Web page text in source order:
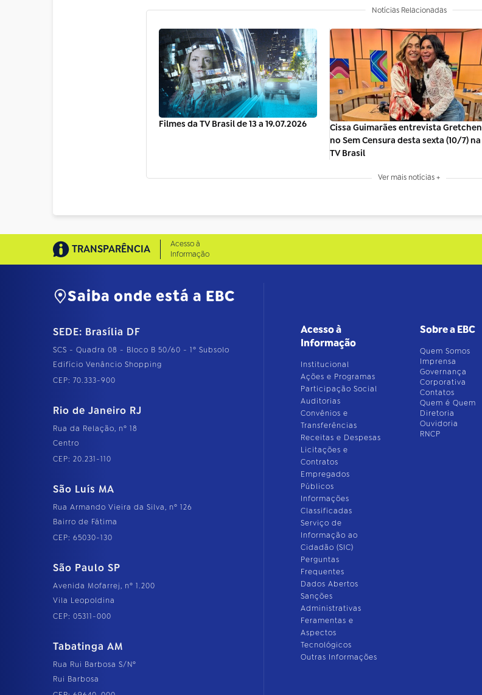
Notícias Relacionadas
Filmes da TV Brasil de 13 a 19.07.2026
Cissa Guimarães entrevista Gretchen
no Sem Censura desta sexta (10/7) na
TV Brasil
Ver mais notícias +
TRANSPARÊNCIA
Acesso à
Informação
Saiba onde está a EBC
SEDE: Brasília DF
SCS - Quadra 08 - Bloco B 50/60 - 1º Subsolo
Edifício Venâncio Shopping
CEP: 70.333-900
Rio de Janeiro RJ
Rua da Relação, nº 18
Centro
CEP: 20.231-110
São Luís MA
Rua Armando Vieira da Silva, nº 126
Bairro de Fátima
CEP: 65030-130
São Paulo SP
Avenida Mofarrej, nº 1.200
Vila Leopoldina
CEP: 05311-000
Tabatinga AM
Rua Rui Barbosa S/Nº
Rui Barbosa
Acesso à
Informação
Institucional
Ações e Programas
Participação Social
Auditorias
Convênios e
Transferências
Receitas e Despesas
Licitações e
Contratos
Empregados
Públicos
Informações
Classificadas
Serviço de
Informação ao
Cidadão (SIC)
Perguntas
Frequentes
Dados Abertos
Sanções
Administrativas
Feramentas e
Aspectos
Tecnológicos
Outras Informações
Sobre a EBC
Quem Somos
Imprensa
Governança
Corporativa
Contatos
Quem é Quem
Diretoria
Ouvidoria
RNCP